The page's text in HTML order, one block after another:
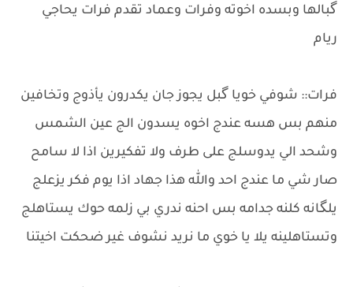
گبالها وبسده اخوته وفرات وعماد تقدم فرات يحاجي
ريام
فرات:: شوفي خويا گبل يجوز جان يكدرون يأذوج وتخافين
منهم بس هسه عندج اخوه يسدون الج عين الشمس
وشحد الي يدوسلج على طرف ولا تفكيرين اذا لا سامح
صار شي ما عندج احد والله هذا جهاد اذا يوم فكر يزعلج
يلگانه كلنه جدامه بس احنه ندري بي زلمه حوك يستاهلج
وتستاهلينه يلا يا خوي ما نريد نشوف غير ضحكت اخيتنا